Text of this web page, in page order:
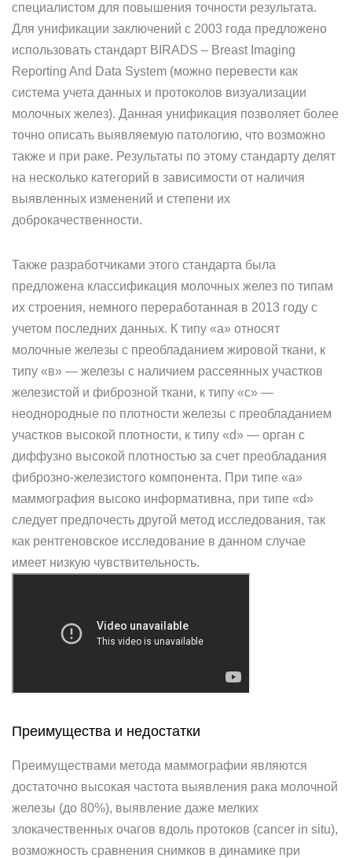
специалистом для повышения точности результата.
Для унификации заключений с 2003 года предложено
использовать стандарт BIRADS – Breast Imaging
Reporting And Data System (можно перевести как
система учета данных и протоколов визуализации
молочных желез). Данная унификация позволяет более
точно описать выявляемую патологию, что возможно
также и при раке. Результаты по этому стандарту делят
на несколько категорий в зависимости от наличия
выявленных изменений и степени их
доброкачественности.
Также разработчиками этого стандарта была
предложена классификация молочных желез по типам
их строения, немного переработанная в 2013 году с
учетом последних данных. К типу «а» относят
молочные железы с преобладанием жировой ткани, к
типу «в» — железы с наличием рассеянных участков
железистой и фиброзной ткани, к типу «с» —
неоднородные по плотности железы с преобладанием
участков высокой плотности, к типу «d» — орган с
диффузно высокой плотностью за счет преобладания
фиброзно-железистого компонента. При типе «а»
маммография высоко информативна, при типе «d»
следует предпочесть другой метод исследования, так
как рентгеновское исследование в данном случае
имеет низкую чувствительность.
Преимущества и недостатки
Преимуществами метода маммографии являются
достаточно высокая частота выявления рака молочной
железы (до 80%), выявление даже мелких
злокачественных очагов вдоль протоков (cancer in situ),
возможность сравнения снимков в динамике при